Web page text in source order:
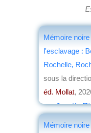
Mémoire
l'esclavage :
Rochelle,
sous la
éd. Mollat,
parJosette
Mémoire